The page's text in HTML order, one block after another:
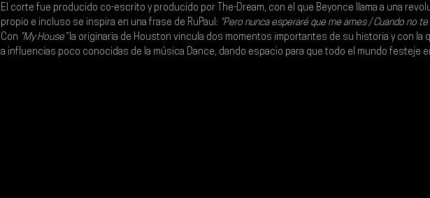
El corte fue producido co-escrito y producido por The-Dream, con el que Beyonce llama a una
propio e incluso se inspira en una frase de RuPaul: "Pero nunca esperaré que me ames / Cuando no
Con “My House” la originaria de Houston vincula dos momentos importantes de su historia y con la
a influencias poco conocidas de la música Dance, dando espacio para que todo el mundo festeje